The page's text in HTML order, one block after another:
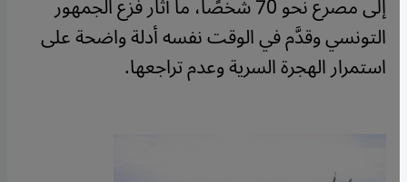
التونسي وقدَّم في الوقت نفسه أدلة واضحة على
استمرار الهجرة السرية وعدم تراجعها.